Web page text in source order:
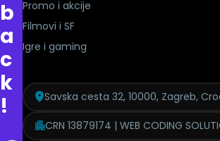
b
a
c
k
!
Promo i akcije
Filmovi i SF
Igre i gaming
Savska cesta 32, 10000, Zagreb,
CRN 13879174 | WEB CODING